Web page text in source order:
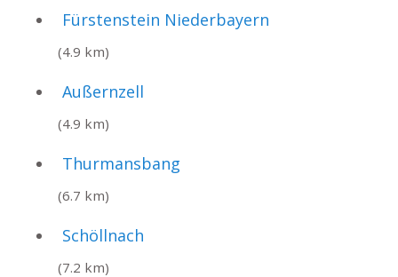
Fürstenstein Niederbayern
(4.9 km)
Außernzell
(4.9 km)
Thurmansbang
(6.7 km)
Schöllnach
(7.2 km)